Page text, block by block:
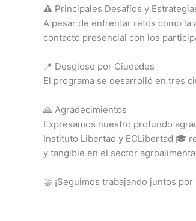
⚠️ Principales Desafíos y
A pesar de enfrentar retos como
contacto presencial con los
📍 Desglose por Ciudades
El programa se desarrolló en tres
🙏 Agradecimientos
Expresamos nuestro profundo
Instituto Libertad y ECLibertad 🎓
y tangible en el sector
🤝 ¡Seguimos trabajando juntos